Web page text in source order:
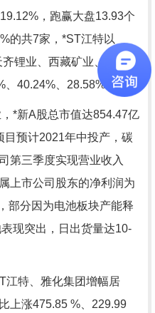
，跑赢大盘13.93个
的共7家，*ST江特以
锂业、西藏矿业、赣锋锂
、40.24%、28.58%。
*新A股总市值达854.47亿
目预计2021年中投产，碳
第三季度实现营业收入
上市公司股东的净利润为
部分因为电池板块产能释
现突出，日出货量达10-
江特、雅化集团增幅居
上涨475.85 %、229.99